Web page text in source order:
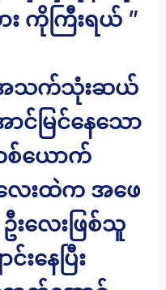
း ကိုကြီးရယ် ”
အသက်သုံးဆယ်
င်မြင်နေသော
စ်ယောက်
ေးထဲက အဖေ
းလေးဖြစ်သူ
းနေပြီး